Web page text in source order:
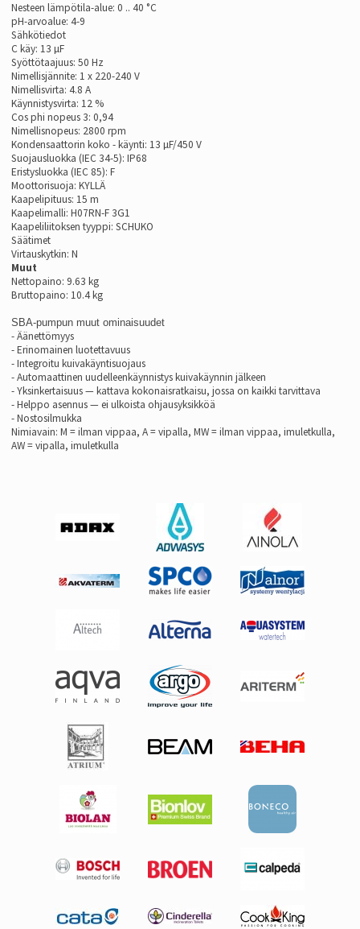
Nesteen lämpötila-alue: 0 .. 40 °C
pH-arvoalue: 4-9
Sähkötiedot
C käy: 13 µF
Syöttötaajuus: 50 Hz
Nimellisjännite: 1 x 220-240 V
Nimellisvirta: 4.8 A
Käynnistysvirta: 12 %
Cos phi nopeus 3: 0,94
Nimellisnopeus: 2800 rpm
Kondensaattorin koko - käynti: 13 µF/450 V
Suojausluokka (IEC 34-5): IP68
Eristysluokka (IEC 85): F
Moottorisuoja: KYLLÄ
Kaapelipituus: 15 m
Kaapelimalli: H07RN-F 3G1
Kaapeliliitoksen tyyppi: SCHUKO
Säätimet
Virtauskytkin: N
Muut
Nettopaino: 9.63 kg
Bruttopaino: 10.4 kg
SBA-pumpun muut ominaisuudet
- Äänettömyys
- Erinomainen luotettavuus
- Integroitu kuivakäyntisuojaus
- Automaattinen uudelleenkäynnistys kuivakäynnin jälkeen
- Yksinkertaisuus — kattava kokonaisratkaisu, jossa on kaikki tarvittava
- Helppo asennus — ei ulkoista ohjausyksikköä
- Nostosilmukka
Nimiavain: M = ilman vippaa, A = vipalla, MW = ilman vippaa, imuletkulla,
AW = vipalla, imuletkulla